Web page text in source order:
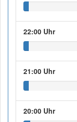
22:00 Uhr
21:00 Uhr
20:00 Uhr